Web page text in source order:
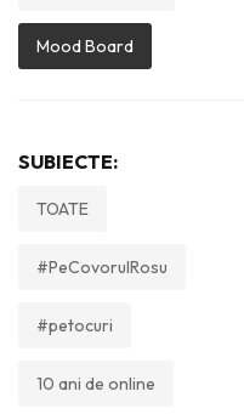
Mood Board
SUBIECTE:
TOATE
#PeCovorulRosu
#petocuri
10 ani de online